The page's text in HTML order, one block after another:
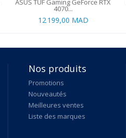
ASUS TUF Gaming GeForce RTX
4070...
12 199,00 MAD
Nos produits
Promotions
Nouveautés
Meilleures ventes
Liste des marques